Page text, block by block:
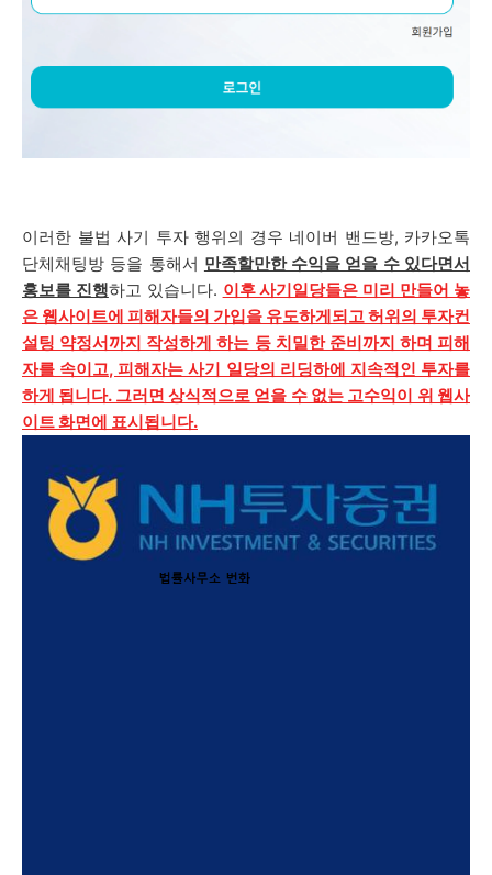
이러한 불법 사기 투자 행위의 경우 네이버 밴드방, 카카오톡
단체채팅방 등을 통해서 만족할만한 수익을 얻을 수 있다면서
홍보를 진행하고 있습니다. 이후 사기일당들은 미리 만들어 놓
은 웹사이트에 피해자들의 가입을 유도하게되고 허위의 투자컨
설팅 약정서까지 작성하게 하는 등 치밀한 준비까지 하며 피해
자를 속이고, 피해자는 사기 일당의 리딩하에 지속적인 투자를
하게 됩니다. 그러면 상식적으로 얻을 수 없는 고수익이 위 웹사
이트 화면에 표시됩니다.